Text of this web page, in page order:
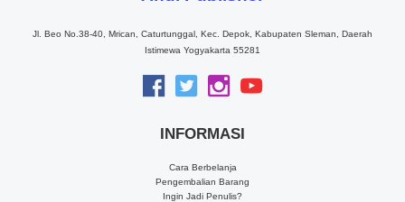
Jl. Beo No.38-40, Mrican, Caturtunggal, Kec. Depok, Kabupaten Sleman, Daerah
Istimewa Yogyakarta 55281
INFORMASI
Cara Berbelanja
Pengembalian Barang
Ingin Jadi Penulis?